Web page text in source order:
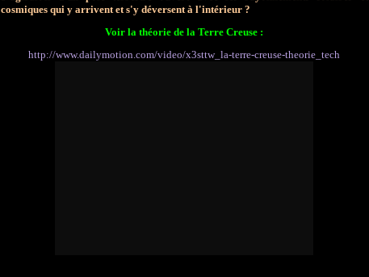
cosmiques qui y arrivent et s'y déversent à l'intérieur ?
Voir la théorie de la Terre Creuse :
http://www.dailymotion.com/video/x3sttw_la-terre-creuse-theorie_tech